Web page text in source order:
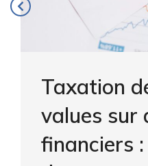
Taxation
values sur
financiers